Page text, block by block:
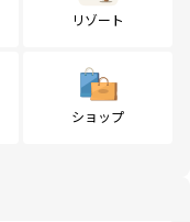
リゾート
ショップ